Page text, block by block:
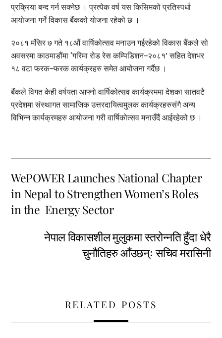
प्रक्रिया बन्द गर्न सक्नेछ । प्रत्येक वर्ष यस किसिमको प्रतिस्पर्धा
आयोजना गर्ने विकास बैंकको योजना रहेको छ ।
२०८१ मंसिर ७ गते १८औं वार्षिकोत्सव मनाउन गईरहेको विकास बैंकले सो
अवसरमा काठमाडौंमा ‘गरिमा रोड रेस कम्पिडिशन–२०८१’ सहित देशभर
१८ वटा फरक–फरक कार्यक्रहरु समेत आयोजना गर्दैछ ।
बैंकले विगत केही वर्षयता आफ्नो वार्षिकोत्सव कार्यक्रममा देशका सातवटै
प्रदेशमा संस्थागत सामाजिक उत्तरदायित्वमुलक कार्यक्रहरुसंगै अन्य
विभिन्न कार्यक्रमहरु आयोजना गरी वार्षिकोत्सव मनाउँदैं आईरहेको छ ।
WePOWER Launches National Chapter
in Nepal to Strengthen Women’s Roles
in the Energy Sector
नेपाल विकासशील मुलुकमा स्तरोन्नति हुँदा धेरै
चुनौतिहरु आँउछन्ः सचिव मरासिनी
RELATED POSTS